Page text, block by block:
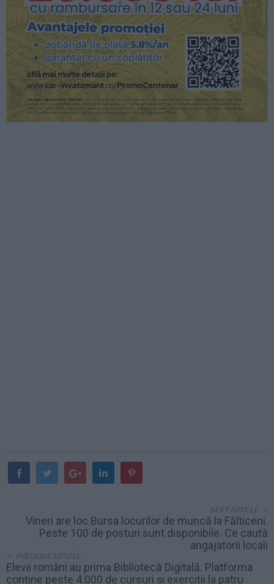
NEXT ARTICLE
Vineri are loc Bursa locurilor de muncă la Fălticeni.
Peste 100 de posturi sunt disponibile. Ce caută
angajatorii locali
PREVIOUS ARTICLE
Elevii români au prima Bibliotecă Digitală. Platforma
conține peste 4.000 de cursuri și exerciții la patru